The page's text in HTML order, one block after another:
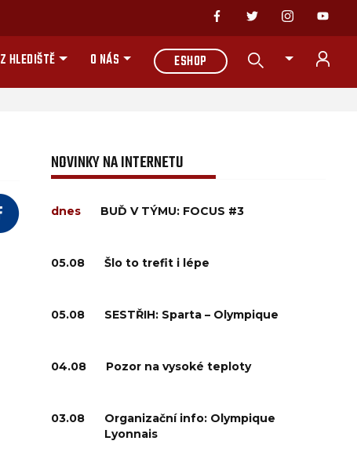
Z HLEDIŠTĚ O NÁS ESHOP
NOVINKY NA INTERNETU
dnes BUĎ V TÝMU: FOCUS #3
05.08 Šlo to trefit i lépe
05.08 SESTŘIH: Sparta – Olympique
04.08 Pozor na vysoké teploty
03.08
Organizační info: Olympique
Lyonnais